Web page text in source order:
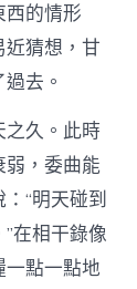
西的情形
猜想，甘
去。
久。此時
弱，委曲能
“明天碰到
在相干錄像
點一點地